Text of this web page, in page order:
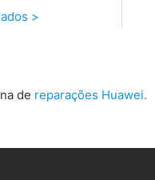
>
de reparações Huawei.